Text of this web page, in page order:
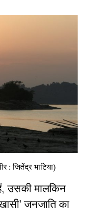
: जितेंद्र भाटिया)
उसकी मालकिन
जनजाति का